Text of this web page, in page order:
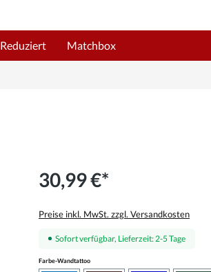
Reduziert Matchbox
30,99 €*
Preise inkl. MwSt. zzgl. Versandkosten
Sofort verfügbar, Lieferzeit: 2-5 Tage
Farbe-Wandtattooauswählen